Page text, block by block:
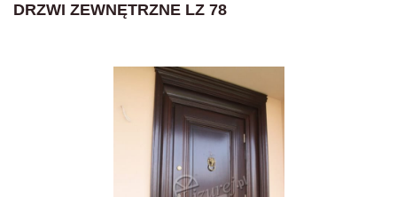
DRZWI ZEWNĘTRZNE LZ 78